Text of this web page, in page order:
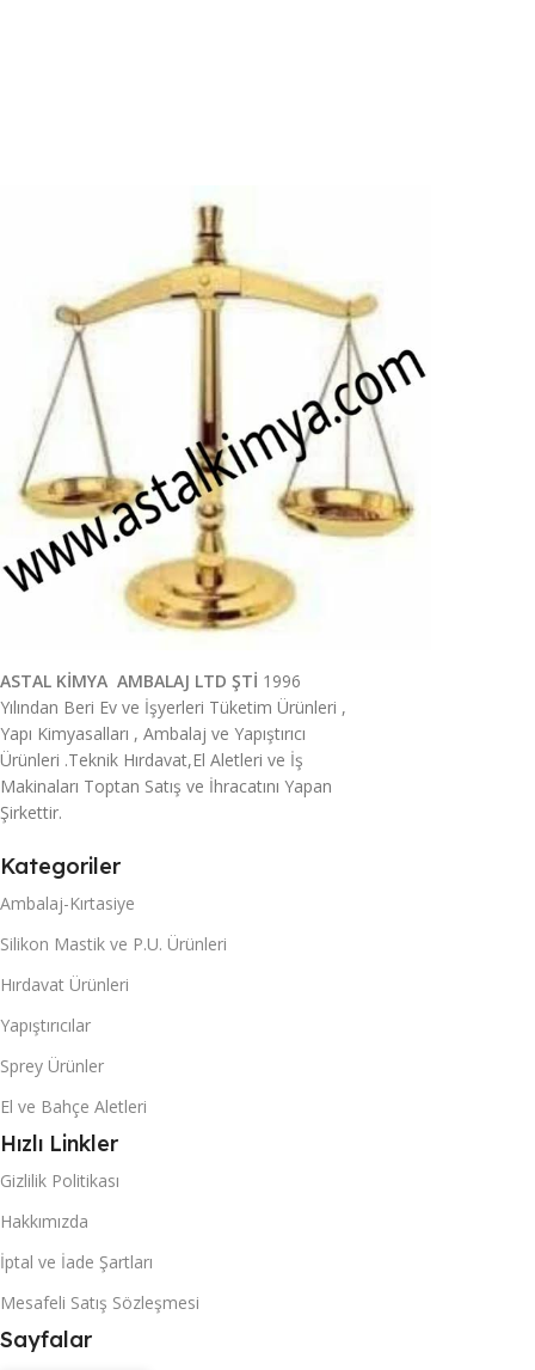
ASTAL KİMYA AMBALAJ LTD ŞTİ 1996
Yılından Beri Ev ve İşyerleri Tüketim Ürünleri ,
Yapı Kimyasalları , Ambalaj ve Yapıştırıcı
Ürünleri .Teknik Hırdavat,El Aletleri ve İş
Makinaları Toptan Satış ve İhracatını Yapan
Şirkettir.
Kategoriler
Ambalaj-Kırtasiye
Silikon Mastik ve P.U. Ürünleri
Hırdavat Ürünleri
Yapıştırıcılar
Sprey Ürünler
El ve Bahçe Aletleri
Hızlı Linkler
Gizlilik Politikası
Hakkımızda
İptal ve İade Şartları
Mesafeli Satış Sözleşmesi
Sayfalar